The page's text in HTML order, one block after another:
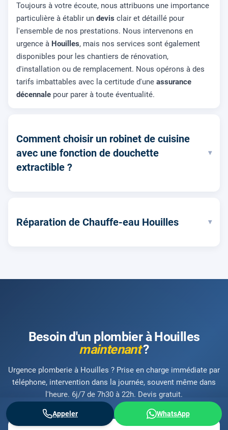
Toujours à votre écoute, nous attribuons une importance
particulière à établir un devis clair et détaillé pour
l'ensemble de nos prestations. Nous intervenons en
urgence à Houilles, mais nos services sont également
disponibles pour les chantiers de rénovation,
d'installation ou de remplacement. Nous opérons à des
tarifs imbattables avec la certitude d'une assurance
décennale pour parer à toute éventualité.
Comment choisir un robinet de cuisine
avec une fonction de douchette
extractible ?
▾
Réparation de Chauffe-eau Houilles ▾
Besoin d'un plombier à Houilles
maintenant?
Urgence plomberie à Houilles ? Prise en charge immédiate par
téléphone, intervention dans la journée, souvent même dans
l'heure. 6j/7 de 7h30 à 22h. Devis gratuit.
Appeler WhatsApp